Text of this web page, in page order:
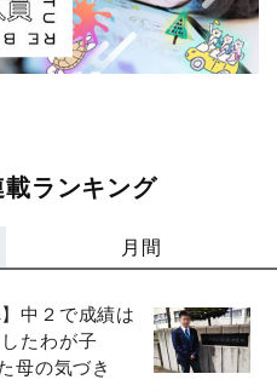
ランキング
月間
中２で成績は
たわが子
母の気づき